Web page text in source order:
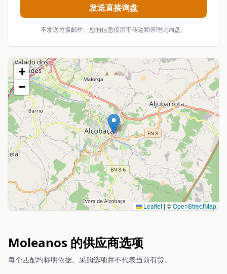
发送直接询盘
不发送垃圾邮件。您的信息仅用于传递和管理此询盘。
+
−
Leaflet | ©OpenStreetMap
Moleanos 的供应商选项
每个匹配均标明依据。采购选项并不代表当前有货。